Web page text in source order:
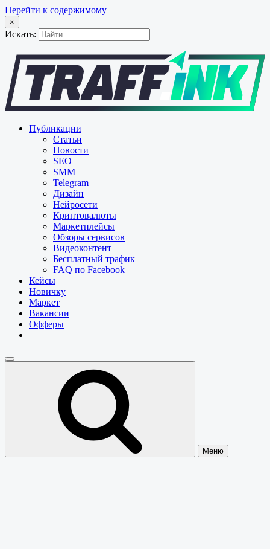
Перейти к содержимому
×
Искать:
Публикации
Статьи
Новости
SEO
SMM
Telegram
Дизайн
Нейросети
Криптовалюты
Маркетплейсы
Обзоры сервисов
Видеоконтент
Бесплатный трафик
FAQ по Facebook
Кейсы
Новичку
Маркет
Вакансии
Офферы
Меню